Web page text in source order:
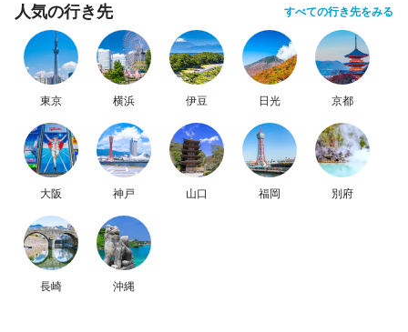
人気の行き先 すべての行き先をみる
東京 横浜 伊豆 日光 京都
大阪 神戸 山口 福岡 別府
長崎 沖縄